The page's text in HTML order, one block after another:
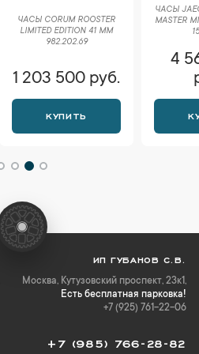
ЧАСЫ CORUM ROOSTER
LIMITED EDITION 41 MM
982.202.69
1 203 500 руб.
КУПИТЬ
ЧАСЫ
MASTER
4
ИП ГУБАНОВ С.В.
Москва, Кутузовский проспект, 23к1,
Есть бесплатная парковка!
+7 (925) 761-22-06
+7 (985) 766-28-82